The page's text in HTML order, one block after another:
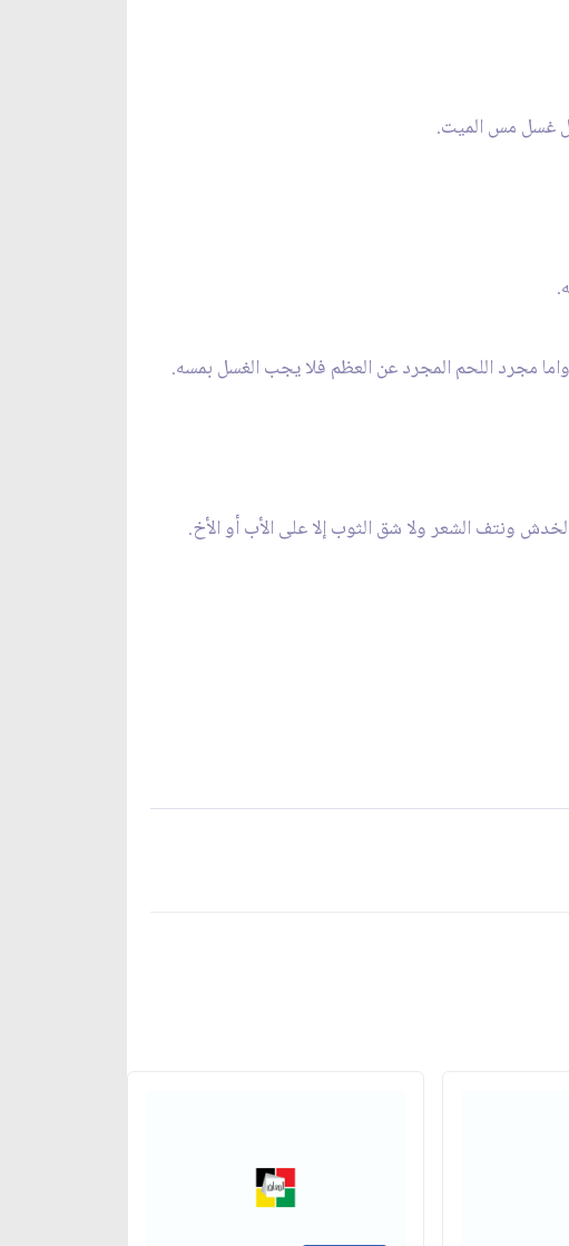
غسل مس الميت.
مجرد اللحم المجرد عن العظم فلا يجب الغسل بمسه.
ونتف الشعر ولا شق الثوب إلا على الأب أو الأخ.